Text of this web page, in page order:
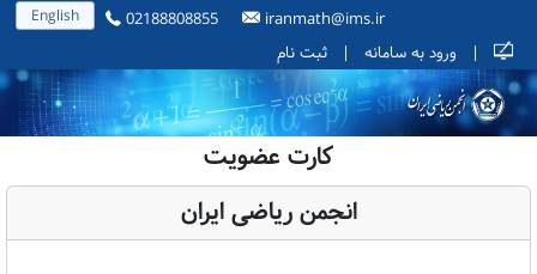
English 02188808855
iranmath@ims.ir
|
ورود به سامانه | ثبت نام
کارت عضویت
انجمن ریاضی ایران